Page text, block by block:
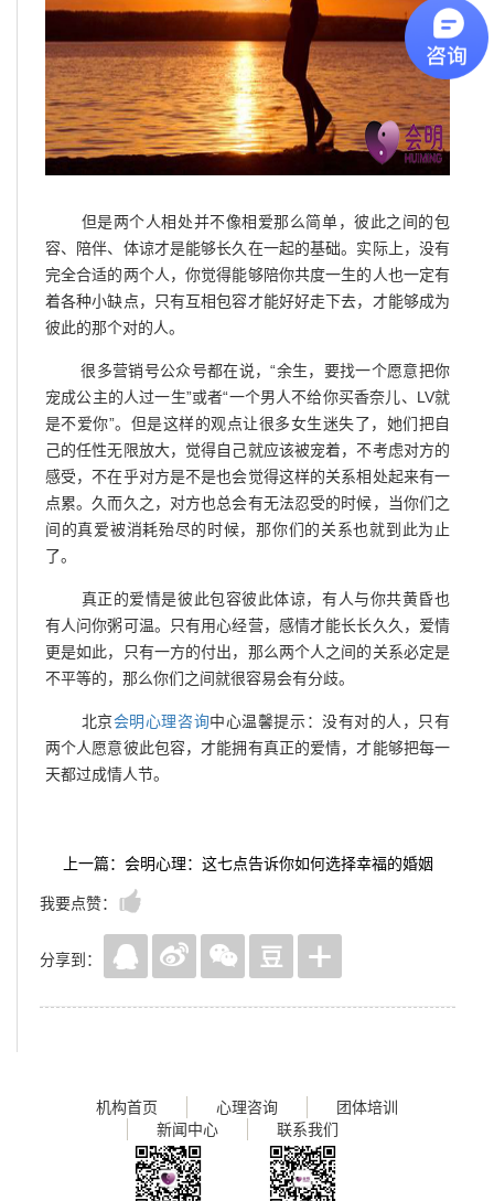
但是两个人相处并不像相爱那么简单，彼此之间的包
容、陪伴、体谅才是能够长久在一起的基础。实际上，没有
完全合适的两个人，你觉得能够陪你共度一生的人也一定有
着各种小缺点，只有互相包容才能好好走下去，才能够成为
彼此的那个对的人。
很多营销号公众号都在说，“余生，要找一个愿意把你
宠成公主的人过一生”或者“一个男人不给你买香奈儿、LV就
是不爱你”。但是这样的观点让很多女生迷失了，她们把自
己的任性无限放大，觉得自己就应该被宠着，不考虑对方的
感受，不在乎对方是不是也会觉得这样的关系相处起来有一
点累。久而久之，对方也总会有无法忍受的时候，当你们之
间的真爱被消耗殆尽的时候，那你们的关系也就到此为止
了。
真正的爱情是彼此包容彼此体谅，有人与你共黄昏也
有人问你粥可温。只有用心经营，感情才能长长久久，爱情
更是如此，只有一方的付出，那么两个人之间的关系必定是
不平等的，那么你们之间就很容易会有分歧。
北京会明心理咨询中心温馨提示：没有对的人，只有
两个人愿意彼此包容，才能拥有真正的爱情，才能够把每一
天都过成情人节。
上一篇：会明心理：这七点告诉你如何选择幸福的婚姻
我要点赞：
分享到：
机构首页 心理咨询
团体培训
新闻中心
联系我们